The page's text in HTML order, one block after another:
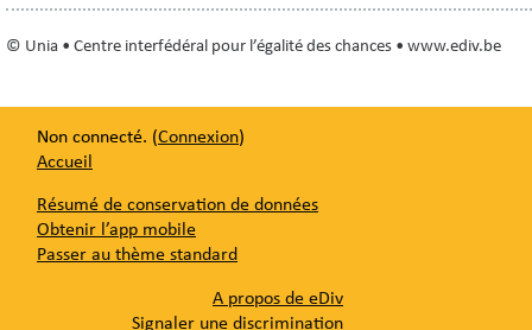
© Unia • Centre interfédéral pour l’égalité des chances • www.ediv.be
Non connecté. (Connexion)
Accueil
Résumé de conservation de données
Obtenir l’app mobile
Passer au thème standard
A propos de eDiv
Signaler une discrimination